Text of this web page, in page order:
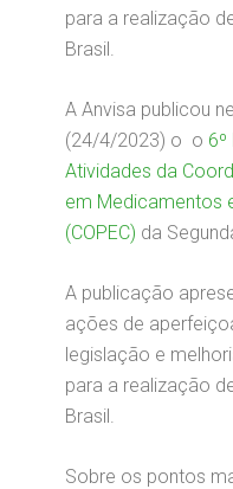
para a realização
Brasil.
A Anvisa publicou
(24/4/2023) o o
Atividades da
em Medicamentos
(COPEC) da
A publicação
ações de
legislação e
para a realização
Brasil.
Sobre os pontos